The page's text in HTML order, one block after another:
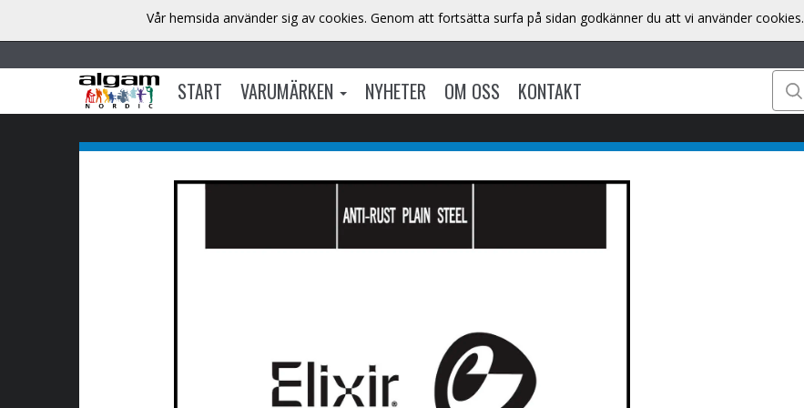
START VARUMÄRKEN NYHETER OM OSS KONTAKT
Vår hemsida använder sig av cookies. Genom att fortsätta surfa på sidan godkänner du att vi använder cookies.